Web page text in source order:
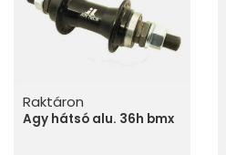
Raktáron
Agy hátsó alu. 36h bmx